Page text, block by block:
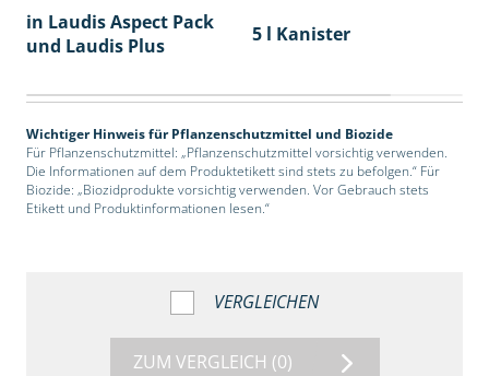
in Laudis Aspect Pack
und Laudis Plus
5 l Kanister
Wichtiger Hinweis für Pflanzenschutzmittel und Biozide
Für Pflanzenschutzmittel: „Pflanzenschutzmittel vorsichtig verwenden.
Die Informationen auf dem Produktetikett sind stets zu befolgen.“ Für
Biozide: „Biozidprodukte vorsichtig verwenden. Vor Gebrauch stets
Etikett und Produktinformationen lesen.“
VERGLEICHEN
ZUM VERGLEICH (0)